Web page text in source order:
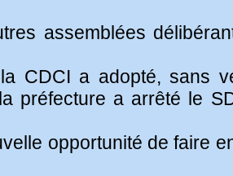
assemblées
CDCI a adopté, sans
préfecture a arrêté le
opportunité de faire